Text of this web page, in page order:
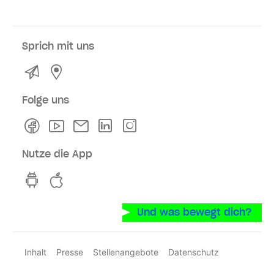
Sprich mit uns
Kontakt
Folge uns
FacebookYoutubeNewsletterLinkedln
Nutze die App
hvv switch App auf GooglePlay
Und was bewegt dich?
Inhalt Presse Stellenangebote
Datenschutz